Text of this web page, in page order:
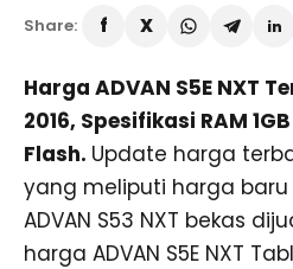
Share:
Harga ADVAN S5E NXT
2016, Spesifikasi RAM
Flash. Update harga
yang meliputi harga baru
ADVAN S53 NXT bekas
harga ADVAN S5E NXT